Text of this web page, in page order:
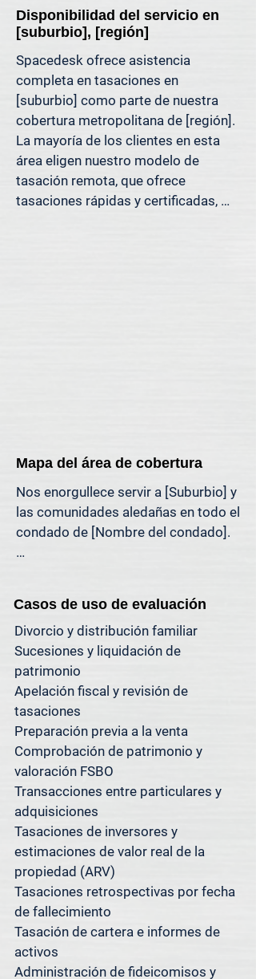
Porque decisiones tan importantes
como esta deben basarse en datos,
capital tiene, ofrecemos tasaciones
claras y justificables que le ayudan a
evitar costosos errores y a avanzar
con confianza.
Apoyamos a propietarios, abogados,
agentes e inversionistas que confían
en valores inmobiliarios precisos
para tomar decisiones informadas y
reducir el riesgo donde más importa.
Disponibilidad del servicio en
[suburbio], [región]
Spacedesk ofrece asistencia
completa en tasaciones en
[suburbio] como parte de nuestra
cobertura metropolitana de [región].
La mayoría de los clientes en esta
área eligen nuestro modelo de
tasación remota, que ofrece
tasaciones rápidas y certificadas,
Mapa del área de cobertura
Nos enorgullece servir a [Suburbio] y
las comunidades aledañas en todo el
condado de [Nombre del condado].
tasaciones en el área de [Suburbio].
Si se encuentra cerca y no está
seguro de si atendemos su
propiedad, simplemente pregunte;
con gusto le confirmaremos.
¿Tiene propiedades en varios
mercados? Tenemos lo que
necesita.
Además de servir a [Suburbio],
Spacedesk Appraisal Group también
ofrece servicios de tasación en
Austin, San Antonio, Houston y el
área metropolitana de Dallas-Fort
Worth.
Nuestros sistemas centralizados y
nuestra metodología consistente
nos permiten ofrecer tasaciones
Casos de uso de evaluación
Divorcio y distribución familiar
Sucesiones y liquidación de
patrimonio
Apelación fiscal y revisión de
tasaciones
Preparación previa a la venta
Comprobación de patrimonio y
valoración FSBO
Transacciones entre particulares y
adquisiciones
Tasaciones de inversores y
estimaciones de valor real de la
propiedad (ARV)
Tasaciones retrospectivas por fecha
de fallecimiento
Tasación de cartera e informes de
activos
Administración de fideicomisos y